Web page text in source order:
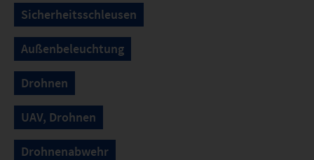
Sicherheitsschleusen
Außenbeleuchtung
Drohnen
UAV, Drohnen
Drohnenabwehr